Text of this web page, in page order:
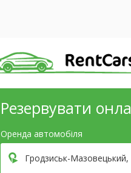
Резервувати
Оренда автомобіля
Гродзиськ-